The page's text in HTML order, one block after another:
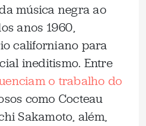
música negra ao
anos 1960,
californiano para
ineditismo. Entre
o trabalho do
como Cocteau
Sakamoto, além,